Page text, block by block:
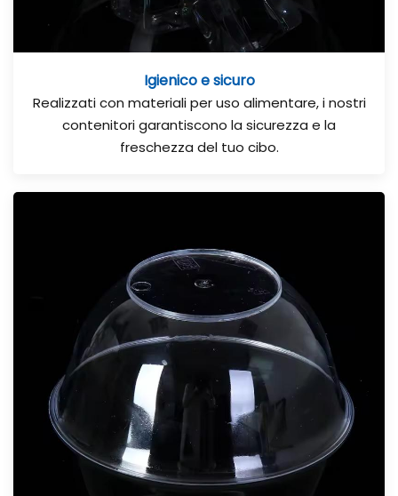
Igienico e sicuro
Realizzati con materiali per uso alimentare, i nostri
contenitori garantiscono la sicurezza e la
freschezza del tuo cibo.